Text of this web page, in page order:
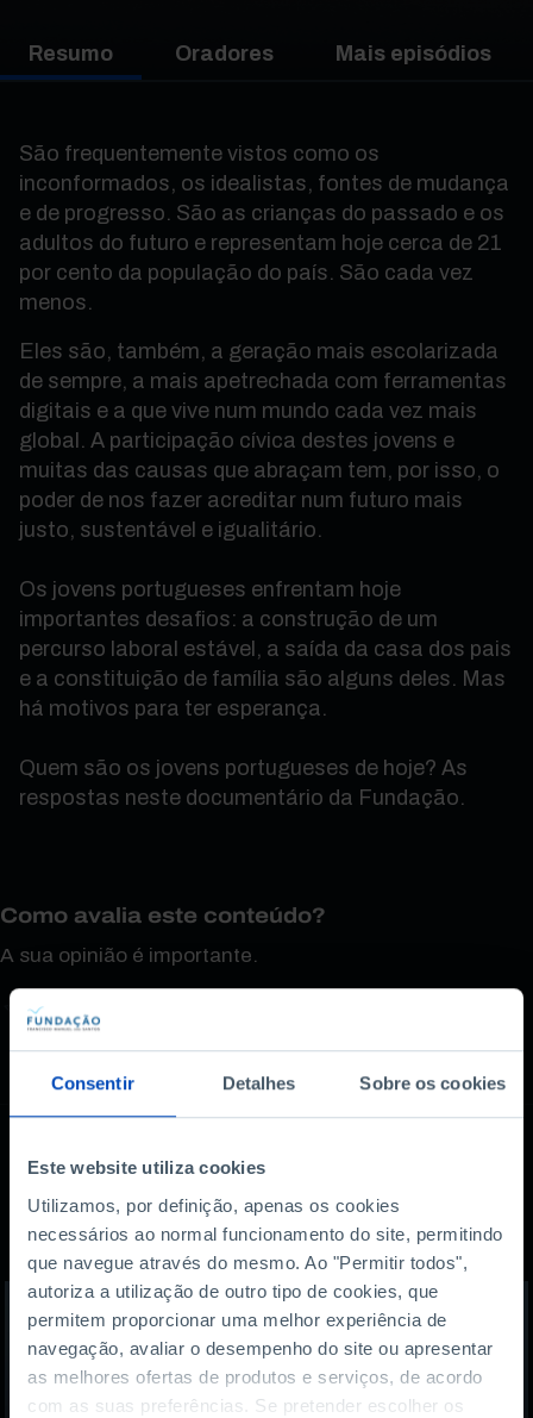
Consentir Detalhes Sobre os cookies
Este website utiliza cookies
Utilizamos, por definição, apenas os cookies
necessários ao normal funcionamento do site, permitindo
que navegue através do mesmo. Ao "Permitir todos",
autoriza a utilização de outro tipo de cookies, que
permitem proporcionar uma melhor experiência de
navegação, avaliar o desempenho do site ou apresentar
as melhores ofertas de produtos e serviços, de acordo
com as suas preferências. Se pretender escolher os
Resumo Oradores Mais episódios
São frequentemente vistos como os
inconformados, os idealistas, fontes de mudança
e de progresso. São as crianças do passado e os
adultos do futuro e representam hoje cerca de 21
por cento da população do país. São cada vez
menos.
Eles são, também, a geração mais escolarizada
de sempre, a mais apetrechada com ferramentas
digitais e a que vive num mundo cada vez mais
global. A participação cívica destes jovens e
muitas das causas que abraçam tem, por isso, o
poder de nos fazer acreditar num futuro mais
justo, sustentável e igualitário.
Os jovens portugueses enfrentam hoje
importantes desafios: a construção de um
percurso laboral estável, a saída da casa dos pais
e a constituição de família são alguns deles. Mas
há motivos para ter esperança.
Quem são os jovens portugueses de hoje? As
respostas neste documentário da Fundação.
Como avalia este conteúdo?
A sua opinião é importante.
Também lhe pode
interessar